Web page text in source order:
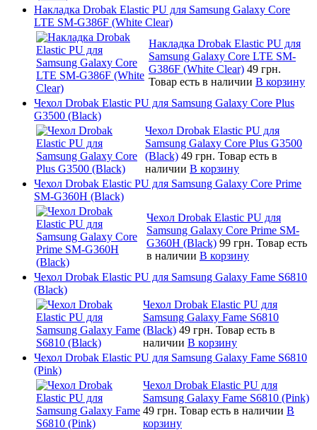
Накладка Drobak Elastic PU для Samsung Galaxy Core
LTE SM-G386F (White Clear)
Накладка Drobak Elastic PU для
Samsung Galaxy Core LTE SM-
G386F (White Clear) 49 грн.
Товар есть в наличии В корзину
Чехол Drobak Elastic PU для Samsung Galaxy Core Plus
G3500 (Black)
Чехол Drobak Elastic PU для
Samsung Galaxy Core Plus G3500
(Black) 49 грн. Товар есть в
наличии В корзину
Чехол Drobak Elastic PU для Samsung Galaxy Core Prime
SM-G360H (Black)
Чехол Drobak Elastic PU для
Samsung Galaxy Core Prime SM-
G360H (Black) 99 грн. Товар есть
в наличии В корзину
Чехол Drobak Elastic PU для Samsung Galaxy Fame S6810
(Black)
Чехол Drobak Elastic PU для
Samsung Galaxy Fame S6810
(Black) 49 грн. Товар есть в
наличии В корзину
Чехол Drobak Elastic PU для Samsung Galaxy Fame S6810
(Pink)
Чехол Drobak Elastic PU для
Samsung Galaxy Fame S6810 (Pink)
49 грн. Товар есть в наличии В
корзину